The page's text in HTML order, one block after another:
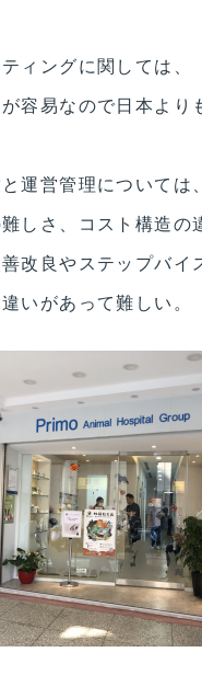
ィングに関しては、
容易なので日本より
運営管理については、
しさ、コスト構造の
改良やステップバイ
いがあって難しい。